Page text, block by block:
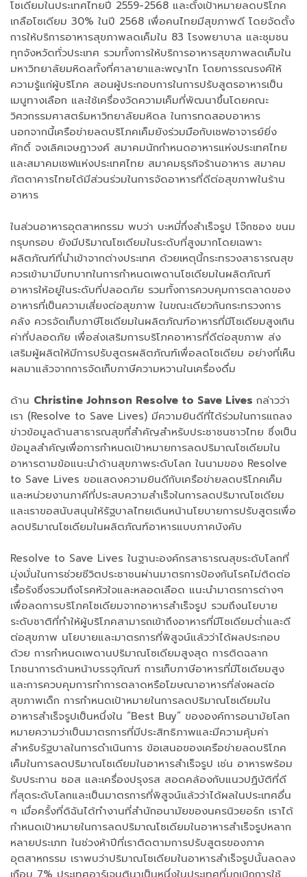
โซเดียมในประเทศไทยปี 2559-2568 และตั้งเป้าหมายลดบริโภค
เกลือโซเดียม 30% ในปี 2568 เพื่อคนไทยมีสุขภาพดี โดยจัดตั้ง
การให้บริการอาหารสุขภาพลดเค็มใน 83 โรงพยาบาล และชุมชน
ทุกจังหวัดทั่วประเทศ รวมทั้งการให้บริการอาหารสุขภาพลดเค็มใน
มหาวิทยาลัยมหิดลทั้งที่ศาลายาและพญาไท โดยการรณรงค์ให้
ความรู้แก่ผู้บริโภค สอนผู้ประกอบการในการปรับสูตรอาหารเป็น
เมนูทางเลือก และใช้เครื่องวัดความเค็มที่พัฒนาขึ้นโดยคณะ
วิศวกรรมศาสตร์มหาวิทยาลัยมหิดล ในการทดสอบอาหาร
นอกจากนี้เครือข่ายลดบริโภคเค็มยังร่วมมือกับเชฟอาจารย์ยิ่ง
ศักดิ์ จงเลิศเจษฎาวงศ์ สมาคมนักกำหนดอาหารแห่งประเทศไทย
และสมาคมเชฟแห่งประเทศไทย สมาคมธุรกิจร้านอาหาร สมาคม
ภัตตาคารไทยได้มีส่วนร่วมในการจัดอาหารที่ดีต่อสุขภาพในร้าน
อาหาร
ในส่วนอาหารอุตสาหกรรม พบว่า บะหมี่กึ่งสำเร็จรูป โจ๊กซอง ขนม
กรุบกรอบ ยังมีปริมาณโซเดียมในระดับที่สูงมากโดยเฉพาะ
ผลิตภัณฑ์ที่นำเข้าจากต่างประเทศ ด้วยเหตุนี้กระทรวงสาธารณสุข
ควรเข้ามามีบทบาทในการกำหนดเพดานโซเดียมในผลิตภัณฑ์
อาหารให้อยู่ในระดับที่ปลอดภัย รวมทั้งการควบคุมการตลาดของ
อาหารที่เป็นความเสี่ยงต่อสุขภาพ ในขณะเดียวกันกระทรวงการ
คลัง ควรจัดเก็บภาษีโซเดียมในผลิตภัณฑ์อาหารที่มีโซเดียมสูงเกิน
ค่าที่ปลอดภัย เพื่อส่งเสริมการบริโภคอาหารที่ดีต่อสุขภาพ ส่ง
เสริมผู้ผลิตให้มีการปรับสูตรผลิตภัณฑ์เพื่อลดโซเดียม อย่างที่เห็น
ผลมาแล้วจากการจัดเก็บภาษีความหวานในเครื่องดื่ม
ด้าน Christine Johnson Resolve to Save Lives กล่าวว่า
เรา (Resolve to Save Lives) มีความยินดีที่ได้ร่วมในการแถลง
ข่าวข้อมูลด้านสาธารณสุขที่สำคัญสำหรับประชาชนชาวไทย ซึ่งเป็น
ข้อมูลสำคัญเพื่อการกำหนดเป้าหมายการลดปริมาณโซเดียมใน
อาหารตามข้อแนะนำด้านสุขภาพระดับโลก ในนามของ Resolve
to Save Lives ขอแสดงความยินดีกับเครือข่ายลดบริโภคเค็ม
และหน่วยงานภาคีที่ประสบความสำเร็จในการลดปริมาณโซเดียม
และเราขอสนับสนุนให้รัฐบาลไทยเดินหน้านโยบายการปรับสูตรเพื่อ
ลดปริมาณโซเดียมในผลิตภัณฑ์อาหารแบบภาคบังคับ
Resolve to Save Lives ในฐานะองค์กรสาธารณสุขระดับโลกที่
มุ่งมั่นในการช่วยชีวิตประชาชนผ่านมาตรการป้องกันโรคไม่ติดต่อ
เรื้อรังซึ่งรวมถึงโรคหัวใจและหลอดเลือด แนะนำมาตรการต่างๆ
เพื่อลดการบริโภคโซเดียมจากอาหารสำเร็จรูป รวมถึงนโยบาย
ระดับชาติที่ทำให้ผู้บริโภคสามารถเข้าถึงอาหารที่มีโซเดียมต่ำและดี
ต่อสุขภาพ นโยบายและมาตรการที่พิสูจน์แล้วว่าได้ผลประกอบ
ด้วย การกำหนดเพดานปริมาณโซเดียมสูงสุด การติดฉลาก
โภชนาการด้านหน้าบรรจุภัณฑ์ การเก็บภาษีอาหารที่มีโซเดียมสูง
และการควบคุมการทำการตลาดหรือโฆษณาอาหารที่ส่งผลต่อ
สุขภาพเด็ก การกำหนดเป้าหมายในการลดปริมาณโซเดียมใน
อาหารสำเร็จรูปเป็นหนึ่งใน “Best Buy” ขององค์การอนามัยโลก
หมายความว่าเป็นมาตรการที่มีประสิทธิภาพและมีความคุ้มค่า
สำหรับรัฐบาลในการดำเนินการ ข้อเสนอของเครือข่ายลดบริโภค
เค็มในการลดปริมาณโซเดียมในอาหารสำเร็จรูป เช่น อาหารพร้อม
รับประทาน ซอส และเครื่องปรุงรส สอดคล้องกับแนวปฏิบัติที่ดี
ที่สุดระดับโลกและเป็นมาตรการที่พิสูจน์แล้วว่าได้ผลในประเทศอื่น
ๆ เมื่อครั้งที่ดิฉันได้ทำงานที่สำนักอนามัยของนครนิวยอร์ก เราได้
กำหนดเป้าหมายในการลดปริมาณโซเดียมในอาหารสำเร็จรูปหลาก
หลายประเภท ในช่วงห้าปีที่เราติดตามการปรับสูตรของภาค
อุตสาหกรรม เราพบว่าปริมาณโซเดียมในอาหารสำเร็จรูปนั้นลดลง